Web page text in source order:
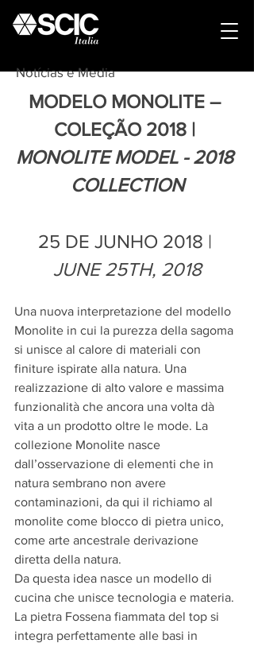
Notícias e Media
MODELO MONOLITE –
COLEÇÃO 2018 |
MONOLITE MODEL - 2018
COLLECTION
25 DE JUNHO 2018 |
JUNE 25TH, 2018
Una nuova interpretazione del modello
Monolite in cui la purezza della sagoma
si unisce al calore di materiali con
finiture ispirate alla natura. Una
realizzazione di alto valore e massima
funzionalità che ancora una volta dà
vita a un prodotto oltre le mode. La
collezione Monolite nasce
dall’osservazione di elementi che in
natura sembrano non avere
contaminazioni, da qui il richiamo al
monolite come blocco di pietra unico,
come arte ancestrale derivazione
diretta della natura.
Da questa idea nasce un modello di
cucina che unisce tecnologia e materia.
La pietra Fossena fiammata del top si
integra perfettamente alle basi in